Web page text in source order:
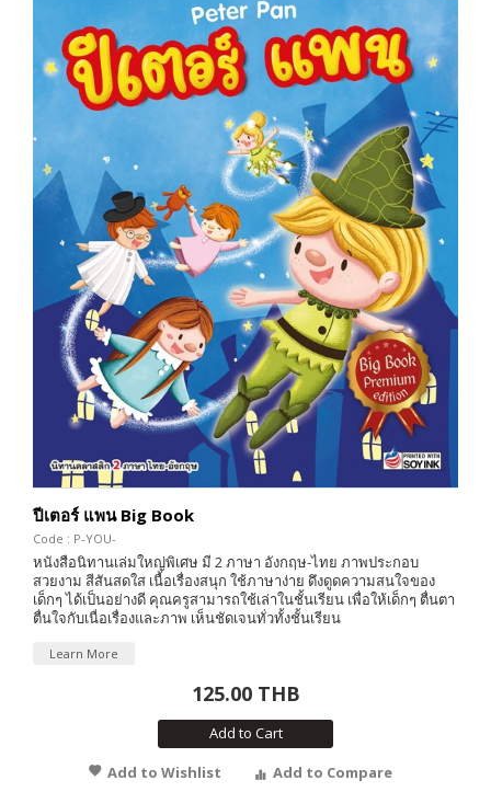
ปีเตอร์ แพน Big Book
Code : P-YOU-
หนังสือนิทานเล่มใหญ่พิเศษ มี 2 ภาษา อังกฤษ-ไทย ภาพประกอบ
สวยงาม สีสันสดใส เนื้อเรื่องสนุก ใช้ภาษาง่าย ดึงดูดความสนใจของ
เด็กๆ ได้เป็นอย่างดี คุณครูสามารถใช้เล่าในชั้นเรียน เพื่อให้เด็กๆ ตื่นตา
ตื่นใจกับเนื่อเรื่องและภาพ เห็นชัดเจนทั่วทั้งชั้นเรียน
Learn More
125.00 THB
Add to Cart
Add to Wishlist
Add to Compare